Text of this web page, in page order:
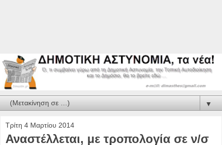
▼
Τρίτη 4 Μαρτίου 2014
Αναστέλλεται, με τροπολογία σε ν/σ